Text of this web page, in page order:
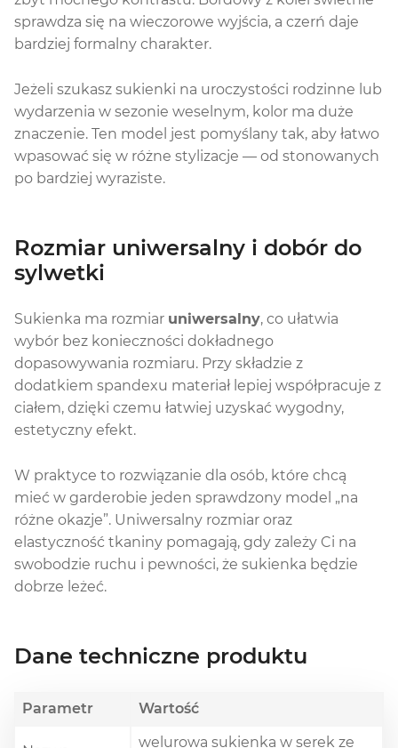
sprawdza się na wieczorowe wyjścia, a czerń daje
bardziej formalny charakter.
Jeżeli szukasz sukienki na uroczystości rodzinne lub
wydarzenia w sezonie weselnym, kolor ma duże
znaczenie. Ten model jest pomyślany tak, aby łatwo
wpasować się w różne stylizacje — od stonowanych
po bardziej wyraziste.
Rozmiar uniwersalny i dobór do
sylwetki
Sukienka ma rozmiar uniwersalny, co ułatwia
wybór bez konieczności dokładnego
dopasowywania rozmiaru. Przy składzie z
dodatkiem spandexu materiał lepiej współpracuje z
ciałem, dzięki czemu łatwiej uzyskać wygodny,
estetyczny efekt.
W praktyce to rozwiązanie dla osób, które chcą
mieć w garderobie jeden sprawdzony model „na
różne okazje”. Uniwersalny rozmiar oraz
elastyczność tkaniny pomagają, gdy zależy Ci na
swobodzie ruchu i pewności, że sukienka będzie
dobrze leżeć.
Dane techniczne produktu
Parametr Wartość
welurowa sukienka w serek ze